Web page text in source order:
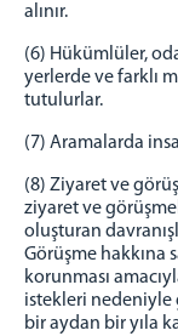
CTİK Giriş
Uyap E-Posta
alınır.
(6) Hükümlüler,
yerlerde ve farklı
tutulurlar.
(7) Aramalarda
(8) Ziyaret ve
ziyaret ve
oluşturan
Görüşme
korunması
istekleri nedeniyle
bir aydan bir yıla